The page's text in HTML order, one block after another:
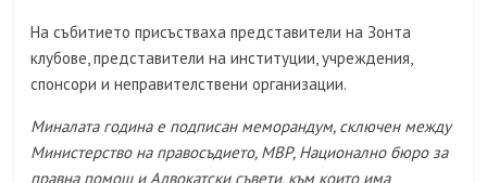
На събитието присъстваха представители на Зонта
клубове, представители на институции, учреждения,
спонсори и неправителствени организации.
Миналата година е подписан меморандум, сключен между
Министерство на правосъдието, МВР, Национално бюро за
правна помощ и Адвокатски съвети, към които има